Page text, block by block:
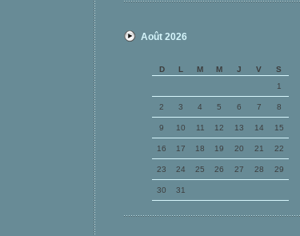
Août 2026
D L M M J V
S
1
2 3 4 5 6 7 8
9 10 11 12 13 14 15
16 17 18 19 20 21 22
23 24 25 26 27 28 29
30 31